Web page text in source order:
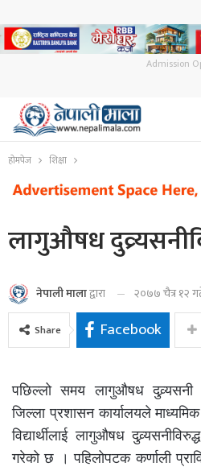
Admission
होमपेज शिक्षा
लागुऔषध
नेपाली मालाद्वारा २०७७ चैत्र १२
Share Facebook
पछिल्लो समय लागुऔषध
जिल्ला प्रशासन कार्यालयले
विद्यार्थीलाई लागुऔषध
गरेको छ । पहिलोपटक कर्णाली